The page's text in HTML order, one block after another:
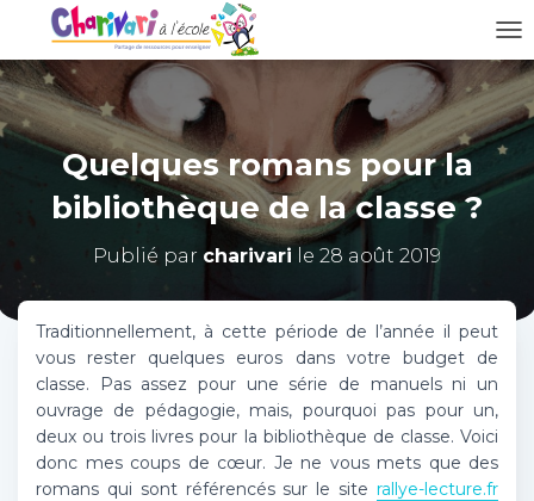
É
L
I
R
V
Quelques romans pour la
bibliothèque de la classe ?
Publié par charivari le 28 août 2019
Traditionnellement, à cette période de l’année il peut
vous rester quelques euros dans votre budget de
classe. Pas assez pour une série de manuels ni un
ouvrage de pédagogie, mais, pourquoi pas pour un,
deux ou trois livres pour la bibliothèque de classe. Voici
donc mes coups de cœur. Je ne vous mets que des
romans qui sont référencés sur le site rallye-lecture.fr